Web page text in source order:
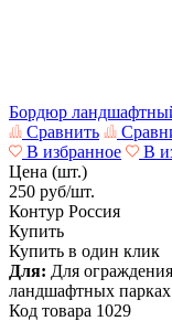
Бордюр
Сравнить
В избранное
В
Цена (шт.)
250 руб/шт.
Контур Россия
Купить
Купить в один клик
Для: Для
ландшафтных
Код товара 1029